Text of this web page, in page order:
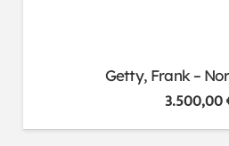
Getty, Frank –
3.500,00